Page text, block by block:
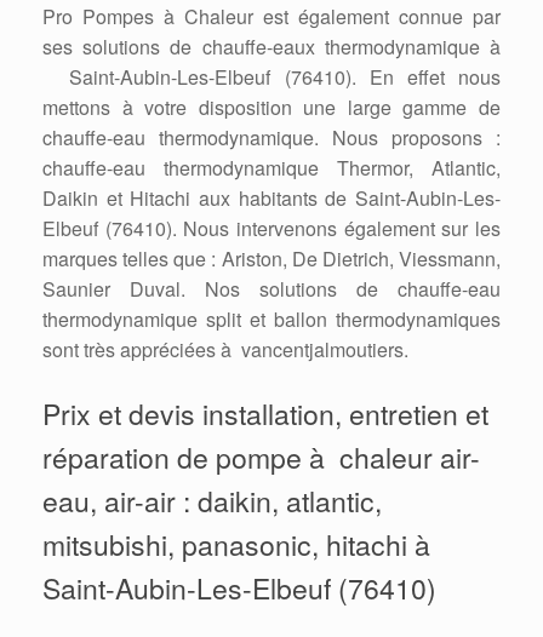
Pro Pompes à Chaleur est également connue par
ses solutions de chauffe-eaux thermodynamique à
Saint-Aubin-Les-Elbeuf (76410). En effet nous
mettons à votre disposition une large gamme de
chauffe-eau thermodynamique. Nous proposons :
chauffe-eau thermodynamique Thermor, Atlantic,
Daikin et Hitachi aux habitants de Saint-Aubin-Les-
Elbeuf (76410). Nous intervenons également sur les
marques telles que : Ariston, De Dietrich, Viessmann,
Saunier Duval. Nos solutions de chauffe-eau
thermodynamique split et ballon thermodynamiques
sont très appréciées à vancentjalmoutiers.
Prix et devis installation, entretien et
réparation de pompe à chaleur air-
eau, air-air : daikin, atlantic,
mitsubishi, panasonic, hitachi à
Saint-Aubin-Les-Elbeuf (76410)